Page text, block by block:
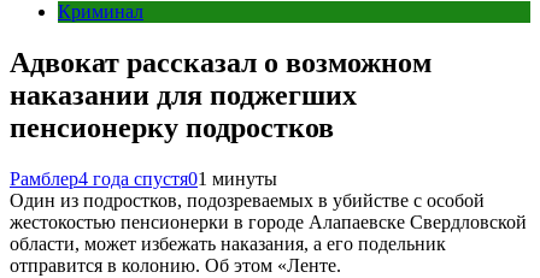
Криминал
Адвокат рассказал о возможном
наказании для поджегших
пенсионерку подростков
Рамблер4 года спустя01 минуты
Один из подростков, подозреваемых в убийстве с особой
жестокостью пенсионерки в городе Алапаевске Свердловской
области, может избежать наказания, а его подельник
отправится в колонию. Об этом «Ленте.